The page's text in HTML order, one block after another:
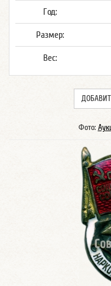
Год:
Размер:
Вес:
Фото: